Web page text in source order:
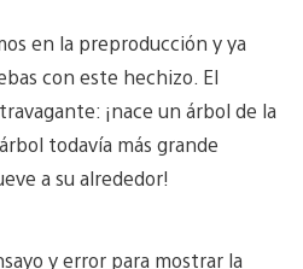
en la preproducción y ya
con este hechizo. El
¡nace un árbol de la
todavía más grande
a su alrededor!
y error para mostrar la